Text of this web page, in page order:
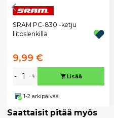
SRAM PC-830 -ketju
liitoslenkillä
9,99 €
- + Lisää
1-2 arkipäivää
Saattaisit pitää myös